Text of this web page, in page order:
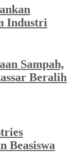
Industri
Sampah,
Beralih
Beasiswa